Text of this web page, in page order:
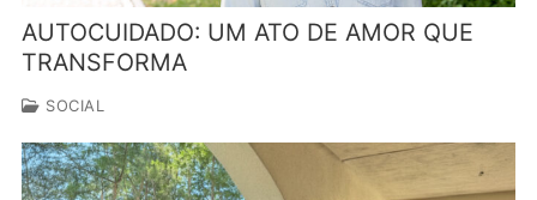
AUTOCUIDADO: UM ATO DE AMOR QUE
TRANSFORMA
SOCIAL